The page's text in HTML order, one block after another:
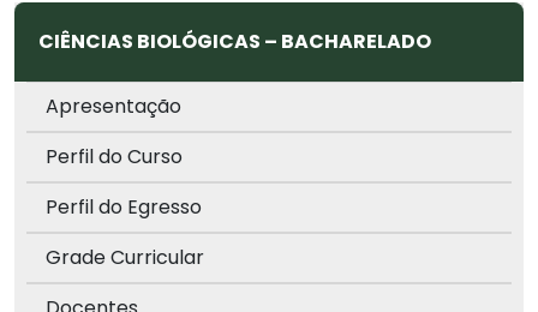
CIÊNCIAS BIOLÓGICAS – BACHARELADO
Apresentação
Perfil do Curso
Perfil do Egresso
Grade Curricular